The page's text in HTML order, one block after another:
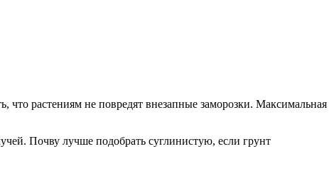
что растениям не повредят внезапные заморозки. Максимальная
Почву лучше подобрать суглинистую, если грунт